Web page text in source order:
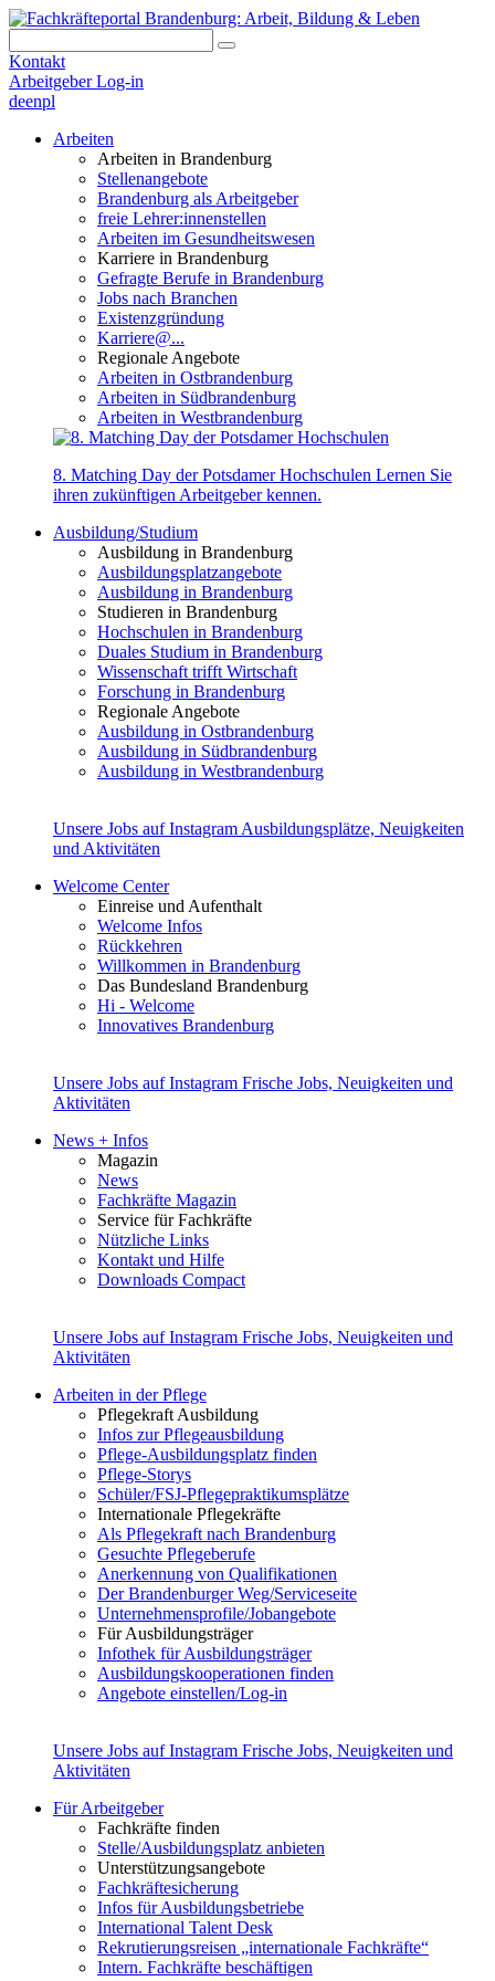
Kontakt
Arbeitgeber Log-in
deenpl
Arbeiten
Arbeiten in Brandenburg
Stellenangebote
Brandenburg als Arbeitgeber
freie Lehrer:innenstellen
Arbeiten im Gesundheitswesen
Karriere in Brandenburg
Gefragte Berufe in Brandenburg
Jobs nach Branchen
Existenzgründung
Karriere@...
Regionale Angebote
Arbeiten in Ostbrandenburg
Arbeiten in Südbrandenburg
Arbeiten in Westbrandenburg
8. Matching Day der Potsdamer Hochschulen Lernen Sie
ihren zukünftigen Arbeitgeber kennen.
Ausbildung/Studium
Ausbildung in Brandenburg
Ausbildungsplatzangebote
Ausbildung in Brandenburg
Studieren in Brandenburg
Hochschulen in Brandenburg
Duales Studium in Brandenburg
Wissenschaft trifft Wirtschaft
Forschung in Brandenburg
Regionale Angebote
Ausbildung in Ostbrandenburg
Ausbildung in Südbrandenburg
Ausbildung in Westbrandenburg
Unsere Jobs auf Instagram Ausbildungsplätze, Neuigkeiten
und Aktivitäten
Welcome Center
Einreise und Aufenthalt
Welcome Infos
Rückkehren
Willkommen in Brandenburg
Das Bundesland Brandenburg
Hi - Welcome
Innovatives Brandenburg
Unsere Jobs auf Instagram Frische Jobs, Neuigkeiten und
Aktivitäten
News + Infos
Magazin
News
Fachkräfte Magazin
Service für Fachkräfte
Nützliche Links
Kontakt und Hilfe
Downloads Compact
Unsere Jobs auf Instagram Frische Jobs, Neuigkeiten und
Aktivitäten
Arbeiten in der Pflege
Pflegekraft Ausbildung
Infos zur Pflegeausbildung
Pflege-Ausbildungsplatz finden
Pflege-Storys
Schüler/FSJ-Pflegepraktikumsplätze
Internationale Pflegekräfte
Als Pflegekraft nach Brandenburg
Gesuchte Pflegeberufe
Anerkennung von Qualifikationen
Der Brandenburger Weg/Serviceseite
Unternehmensprofile/Jobangebote
Für Ausbildungsträger
Infothek für Ausbildungsträger
Ausbildungskooperationen finden
Angebote einstellen/Log-in
Unsere Jobs auf Instagram Frische Jobs, Neuigkeiten und
Aktivitäten
Für Arbeitgeber
Fachkräfte finden
Stelle/Ausbildungsplatz anbieten
Unterstützungsangebote
Fachkräftesicherung
Infos für Ausbildungsbetriebe
International Talent Desk
Rekrutierungsreisen „internationale Fachkräfte“
Intern. Fachkräfte beschäftigen